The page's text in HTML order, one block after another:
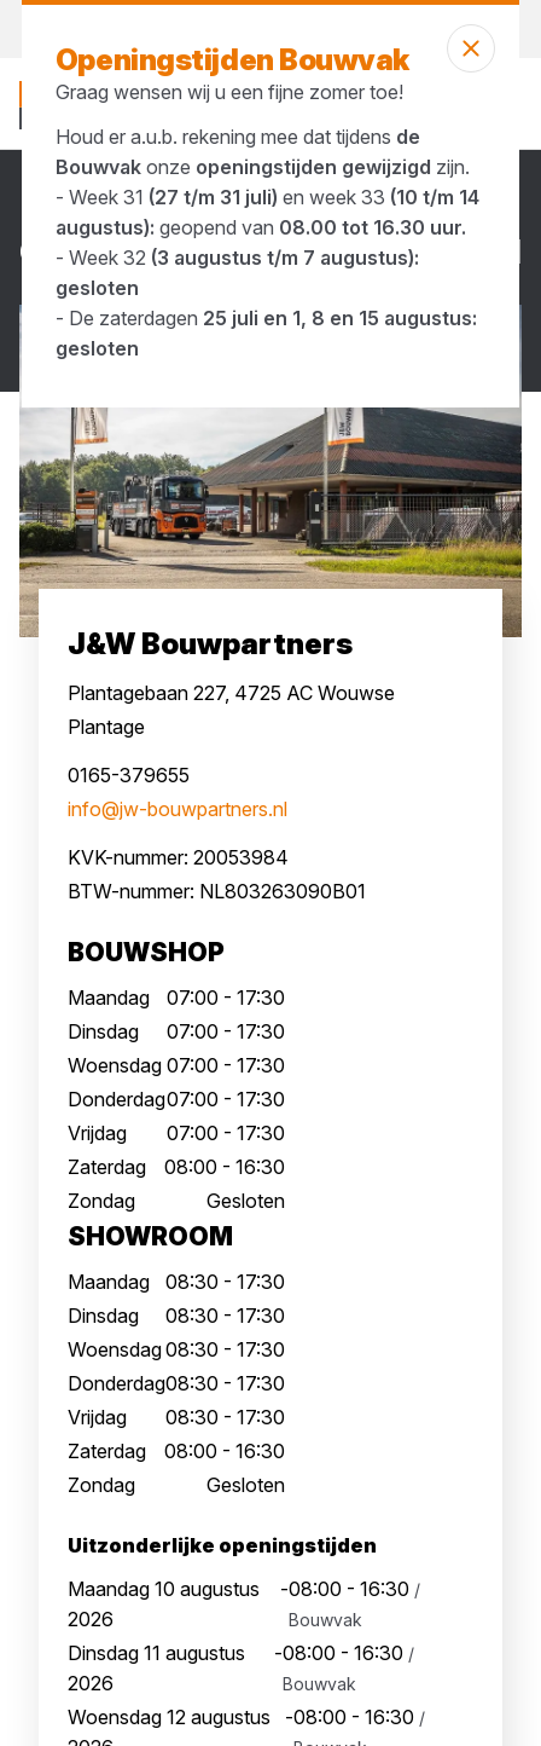
Contact & Openingstijden
CON­TACT&OPE­NINGS­TIJ­DEN
J&W Bouwpartners
Plantagebaan 227, 4725 AC Wouwse
Plantage
0165-379655
info@jw-bouwpartners.nl
KVK-nummer: 20053984
BTW-nummer: NL803263090B01
BOUWSHOP
Maandag
07:00 - 17:30
Dinsdag
07:00 - 17:30
Woensdag 07:00 - 17:30
Donderdag07:00 - 17:30
Vrijdag
07:00 - 17:30
Zaterdag
08:00 - 16:30
Zondag
Gesloten
SHOWROOM
Maandag
08:30 - 17:30
Dinsdag
08:30 - 17:30
Woensdag08:30 - 17:30
Donderdag08:30 - 17:30
Vrijdag
08:30 - 17:30
Zaterdag
08:00 - 16:30
Zondag
Gesloten
Uitzonderlijke openingstijden
Maandag 10 augustus
2026
-08:00 - 16:30 /
Bouwvak
Dinsdag 11 augustus
2026
-08:00 - 16:30 /
Bouwvak
Woensdag 12 augustus
-08:00 - 16:30 /
Openingstijden Bouwvak
Graag wensen wij u een fijne zomer toe!
Houd er a.u.b. rekening mee dat tijdens de
Bouwvakonze openingstijden gewijzigd zijn.
- Week 31 (27 t/m 31 juli) en week 33 (10 t/m 14
augustus): geopend van 08.00 tot 16.30 uur.
- Week 32 (3 augustus t/m 7 augustus):
gesloten
- De zaterdagen 25 juli en 1, 8 en 15 augustus:
gesloten